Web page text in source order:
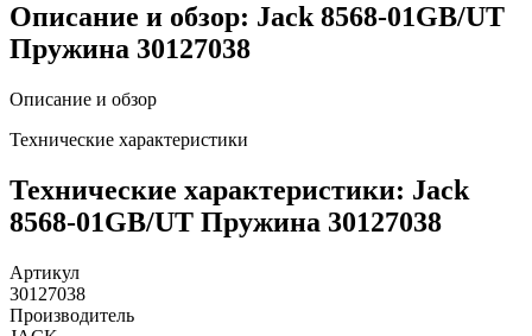
Описание и обзор: Jack 8568-01GB/UT
Пружина 30127038
Описание и обзор
Технические характеристики
Технические характеристики: Jack
8568-01GB/UT Пружина 30127038
Артикул
30127038
Производитель